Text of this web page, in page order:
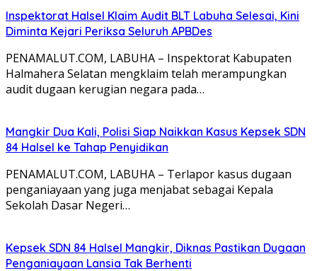
Inspektorat Halsel Klaim Audit BLT Labuha Selesai, Kini
Diminta Kejari Periksa Seluruh APBDes
PENAMALUT.COM, LABUHA – Inspektorat Kabupaten
Halmahera Selatan mengklaim telah merampungkan
audit dugaan kerugian negara pada…
Mangkir Dua Kali, Polisi Siap Naikkan Kasus Kepsek SDN
84 Halsel ke Tahap Penyidikan
PENAMALUT.COM, LABUHA – Terlapor kasus dugaan
penganiayaan yang juga menjabat sebagai Kepala
Sekolah Dasar Negeri…
Kepsek SDN 84 Halsel Mangkir, Diknas Pastikan Dugaan
Penganiayaan Lansia Tak Berhenti